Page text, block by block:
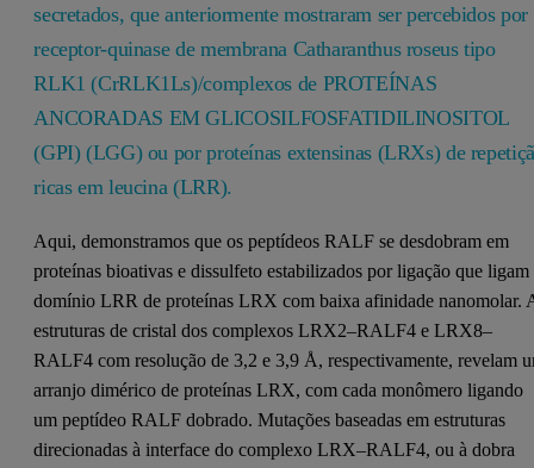
secretados, que anteriormente mostraram ser percebidos por
receptor-quinase de membrana Catharanthus roseus tipo
RLK1 (CrRLK1Ls)/complexos de PROTEÍNAS
ANCORADAS EM GLICOSILFOSFATIDILINOSITOL
(GPI) (LGG) ou por proteínas extensinas (LRXs) de
ricas em leucina (LRR).
Aqui, demonstramos que os peptídeos RALF se desdobram em
proteínas bioativas e dissulfeto estabilizados por ligação que ligam
domínio LRR de proteínas LRX com baixa afinidade nanomolar.
estruturas de cristal dos complexos LRX2–RALF4 e LRX8–
RALF4 com resolução de 3,2 e 3,9 Å, respectivamente, revelam
arranjo dimérico de proteínas LRX, com cada monômero ligando
um peptídeo RALF dobrado. Mutações baseadas em estruturas
direcionadas à interface do complexo LRX–RALF4, ou à dobra